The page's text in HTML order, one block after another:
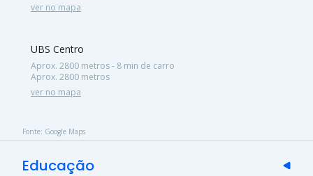
ver no mapa
UBS Centro
Aprox. 2800 metros - 8 min de carro
Aprox. 2800 metros
ver no mapa
Fonte: Google Maps
Educação